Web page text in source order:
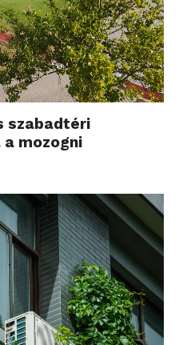
szabadtéri
mozogni